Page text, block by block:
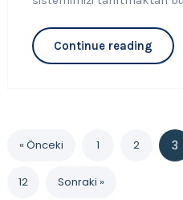
Continue reading
« Önceki 1 2 3
12 Sonraki »